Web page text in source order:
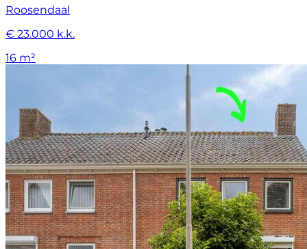
Roosendaal
€ 23.000 k.k.
16 m²